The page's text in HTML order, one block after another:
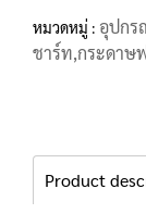
หมวดหมู่ : อุปกร
ชาร์ท,กระดาษ
Product